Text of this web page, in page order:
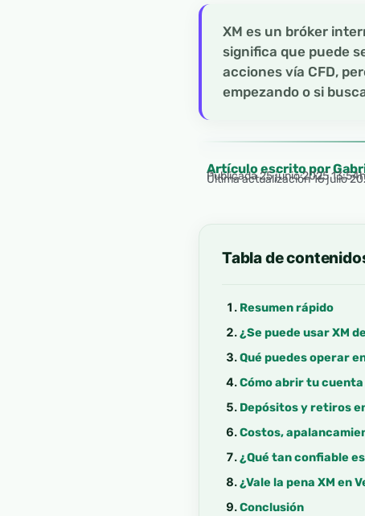
XM es un bróker
significa que puede
acciones vía CFD,
empezando o si
Artículo escrito por
Publicada25 junio 2025
Última actualización 16 julio
Tabla de
Resumen rápido
¿Se puede usar XM
Qué puedes operar
Cómo abrir tu cuenta
Depósitos y retiros
Costos,
¿Qué tan confiable
¿Vale la pena XM en
Conclusión